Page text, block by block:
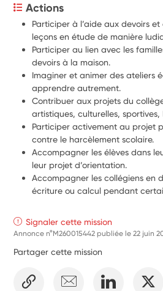
Actions
Participer à l’aide aux devoirs
leçons en étude de manière
Participer au lien avec les
devoirs à la maison.
Imaginer et animer des ateliers
apprendre autrement.
Contribuer aux projets du
artistiques, culturelles, sportives,
Participer activement au projet
contre le harcèlement scolaire.
Accompagner les élèves dans
leur projet d’orientation.
Accompagner les collégiens en
écriture ou calcul pendant
Signaler cette mission
Annonce n°M260015442 publiée le22 juin
Partager cette mission